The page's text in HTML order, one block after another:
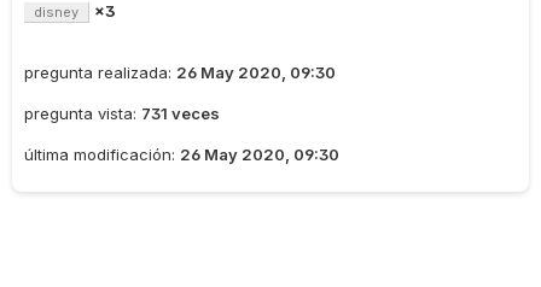
disney ×3
pregunta realizada: 26 May 2020, 09:30
pregunta vista: 731 veces
última modificación: 26 May 2020, 09:30